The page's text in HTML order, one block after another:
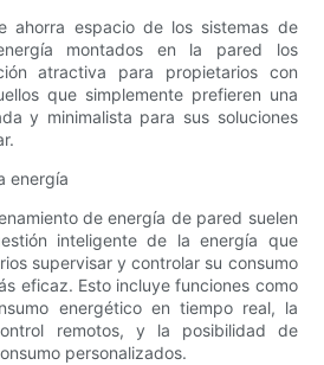
ahorra espacio de los sistemas de
montados en la pared los
atractiva para propietarios con
que simplemente prefieren una
y minimalista para sus soluciones
energía
de energía de pared suelen
inteligente de la energía que
supervisar y controlar su consumo
eficaz. Esto incluye funciones como
energético en tiempo real, la
remotos, y la posibilidad de
personalizados.